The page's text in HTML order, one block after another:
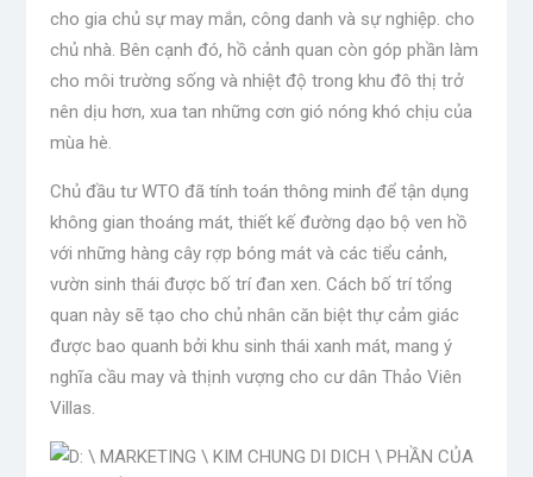
cho gia chủ sự may mắn, công danh và sự nghiệp. cho
chủ nhà. Bên cạnh đó, hồ cảnh quan còn góp phần làm
cho môi trường sống và nhiệt độ trong khu đô thị trở
nên dịu hơn, xua tan những cơn gió nóng khó chịu của
mùa hè.
Chủ đầu tư WTO đã tính toán thông minh để tận dụng
không gian thoáng mát, thiết kế đường dạo bộ ven hồ
với những hàng cây rợp bóng mát và các tiểu cảnh,
vườn sinh thái được bố trí đan xen. Cách bố trí tổng
quan này sẽ tạo cho chủ nhân căn biệt thự cảm giác
được bao quanh bởi khu sinh thái xanh mát, mang ý
nghĩa cầu may và thịnh vượng cho cư dân Thảo Viên
Villas.